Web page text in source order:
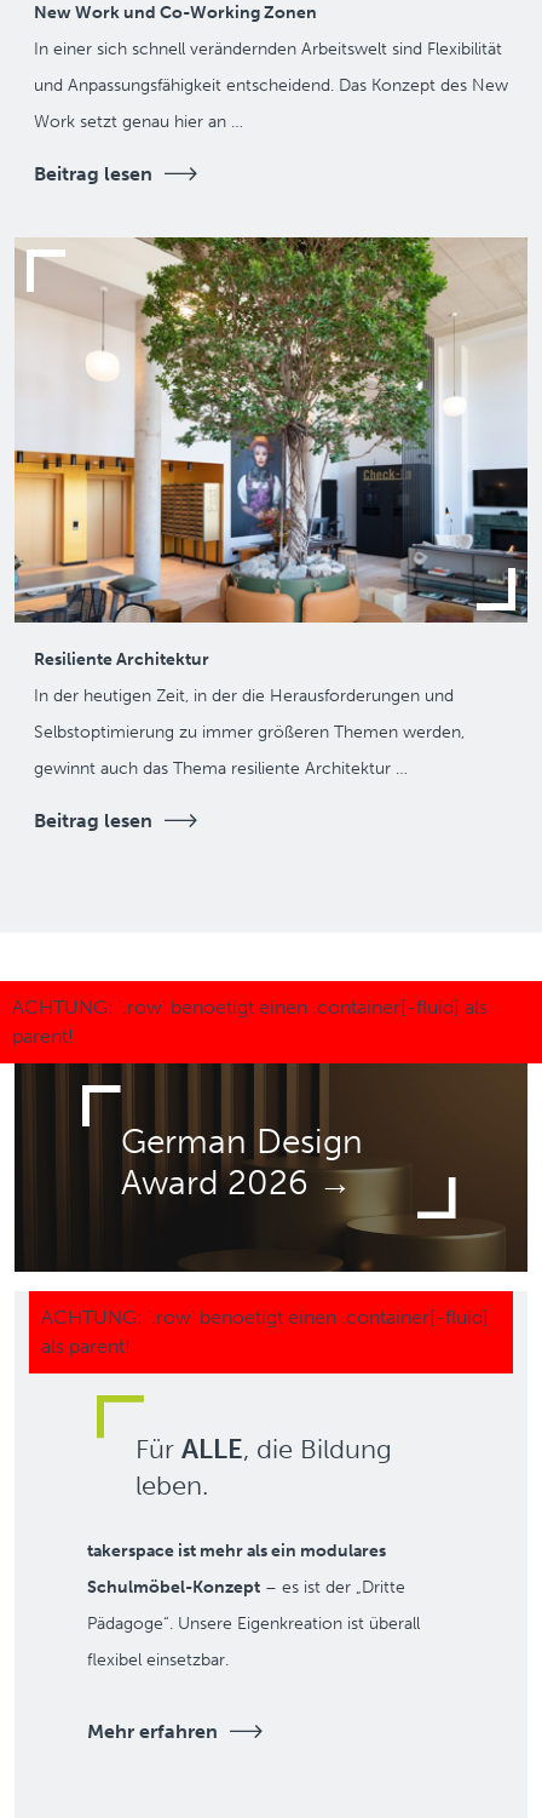
New Work und Co-Working Zonen
In einer sich schnell verändernden Arbeitswelt sind Flexibilität
und Anpassungsfähigkeit entscheidend. Das Konzept des New
Work setzt genau hier an …
Beitrag lesen
Resiliente Architektur
In der heutigen Zeit, in der die Herausforderungen und
Selbstoptimierung zu immer größeren Themen werden,
gewinnt auch das Thema resiliente Architektur …
Beitrag lesen
German Design
Award 2026 →
Für ALLE, die Bildung
leben.
takerspace ist mehr als ein modulares
Schulmöbel-Konzept – es ist der „Dritte
Pädagoge“. Unsere Eigenkreation ist überall
flexibel einsetzbar.
Mehr erfahren